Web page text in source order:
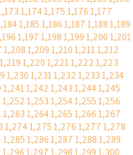
1,1741,1751,1761,177
1,1851,1861,1871,1881,189
1,1971,1981,1991,2001,201
1,2081,2091,2101,2111,212
1,2191,2201,2211,2221,223
1,2301,2311,2321,2331,234
1,2411,2421,2431,2441,245
1,2521,2531,2541,2551,256
1,2631,2641,2651,2661,267
1,2741,2751,2761,2771,278
1,2851,2861,2871,2881,289